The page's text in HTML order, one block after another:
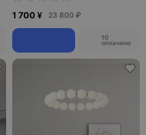
1 700 ¥ 23 800 ₽
10
оплачено